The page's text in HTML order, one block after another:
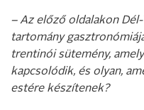
– Az előző oldalakon
tartomány
trentinói sütemény,
kapcsolódik, és olyan,
estére készítenek?